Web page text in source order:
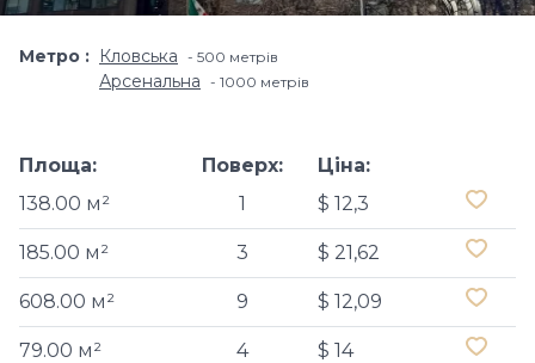
Метро Кловська 500 метрів
Арсенальна 1000 метрів
Площа:
138.00 м²
Поверх:
1
Ціна:
$ 12,3
185.00 м² 3 $ 21,62
608.00 м² 9 $ 12,09
79.00 м² 4 $ 14